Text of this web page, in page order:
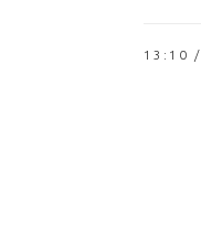
13:10 /